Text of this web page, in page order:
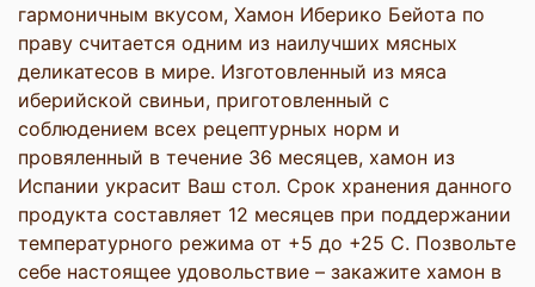
гармоничным вкусом, Хамон Иберико Бейота по
праву считается одним из наилучших мясных
деликатесов в мире. Изготовленный из мяса
иберийской свиньи, приготовленный с
соблюдением всех рецептурных норм и
провяленный в течение 36 месяцев, хамон из
Испании украсит Ваш стол. Срок хранения данного
продукта составляет 12 месяцев при поддержании
температурного режима от +5 до +25 С. Позвольте
себе настоящее удовольствие – закажите хамон в